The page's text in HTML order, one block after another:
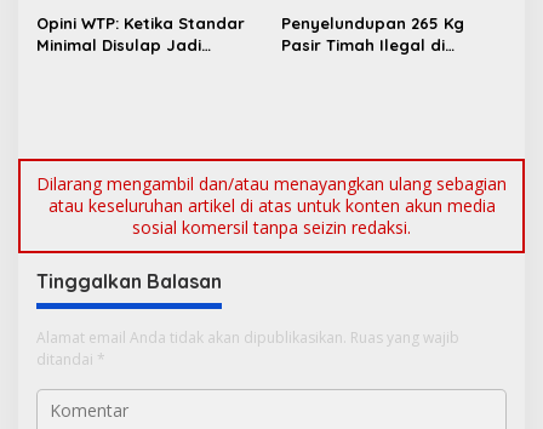
s
Sinergi Pengamanan di
Pelabuhan Tanjung Kalian
Diamankan
Opini WTP: Ketika Standar
Minimal Disulap Jadi
Penyelundupan 265 Kg
Pasir Timah Ilegal di
Dilarang mengambil dan/atau menayangkan ulang sebagian
atau keseluruhan artikel di atas untuk konten akun media
sosial komersil tanpa seizin redaksi.
Tinggalkan Balasan
Alamat email Anda tidak akan dipublikasikan. Ruas yang wajib
ditandai *